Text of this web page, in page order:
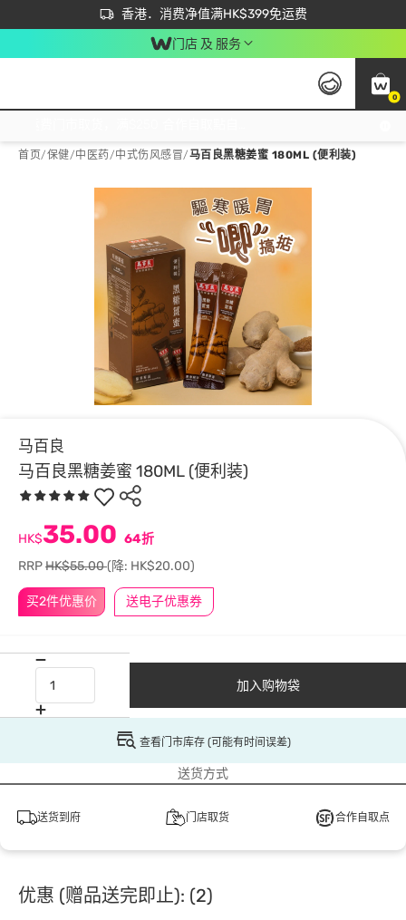
香港．消费净值满HK$399免运费
立即成为易赏钱会员尽享独家优惠
首次APP下单买满$450 输入 NEWAPP 即减$50
门店 及 服务
0
首页/保健/中医药/中式伤风感冒/马百良黑糖姜蜜 180ML (便利装)
马百良
马百良黑糖姜蜜 180ML (便利装)
买2件优惠价 送电子优惠券
HK$35.00 64折
RRPHK$55.00(降: HK$20.00)
加入购物袋
查看门市库存 (可能有时间误差)
送货方式
送货到府 门店取货 合作自取点
优惠 (赠品送完即止): (2)